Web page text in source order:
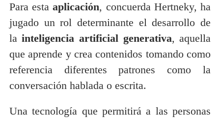
Para estaaplicación, concuerda Hertneky, ha
jugado un rol determinante el desarrollo de
lainteligencia artificial generativa, aquella
que aprende y crea contenidos tomando como
referencia diferentes patrones como la
conversación hablada o escrita.
Una tecnología que permitirá a las personas